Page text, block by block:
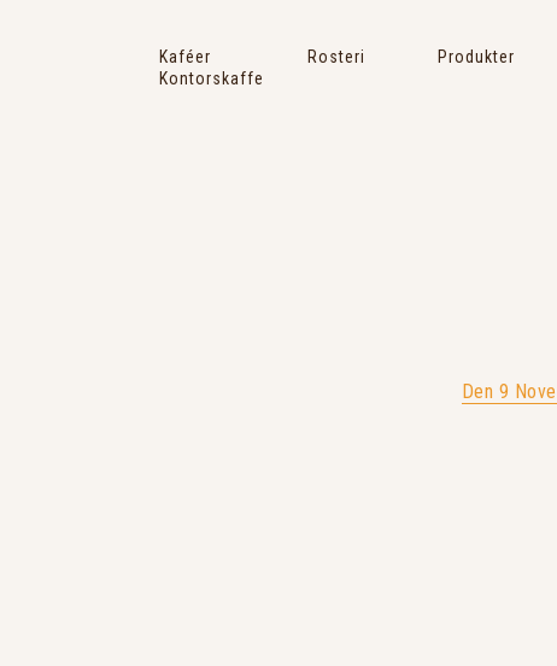
Kaféer Rosteri
Produkter
Kontorskaffe
Den 9